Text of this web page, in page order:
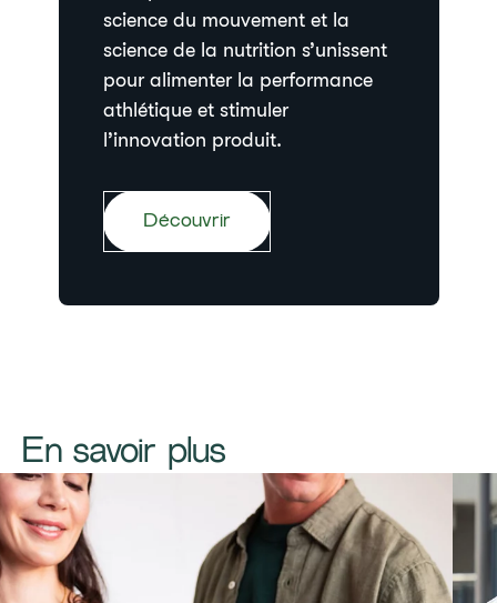
science du mouvement et la
science de la nutrition s’unissent
pour alimenter la performance
athlétique et stimuler
l’innovation produit.
Découvrir
​​​En savoir plus​